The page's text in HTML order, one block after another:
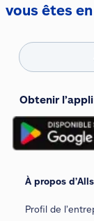
vous êtes en
Obtenir
À propos
Profil de